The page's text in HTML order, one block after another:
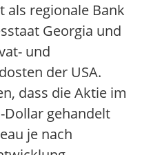
als regionale Bank
Georgia und
und
der USA.
dass die Aktie im
Dollar gehandelt
je nach